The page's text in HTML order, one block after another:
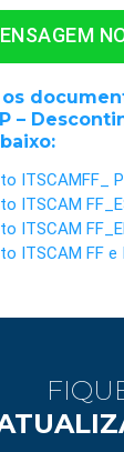
os
–
ITSCAMFF_
ITSCAM
ITSCAM
ITSCAM FF e